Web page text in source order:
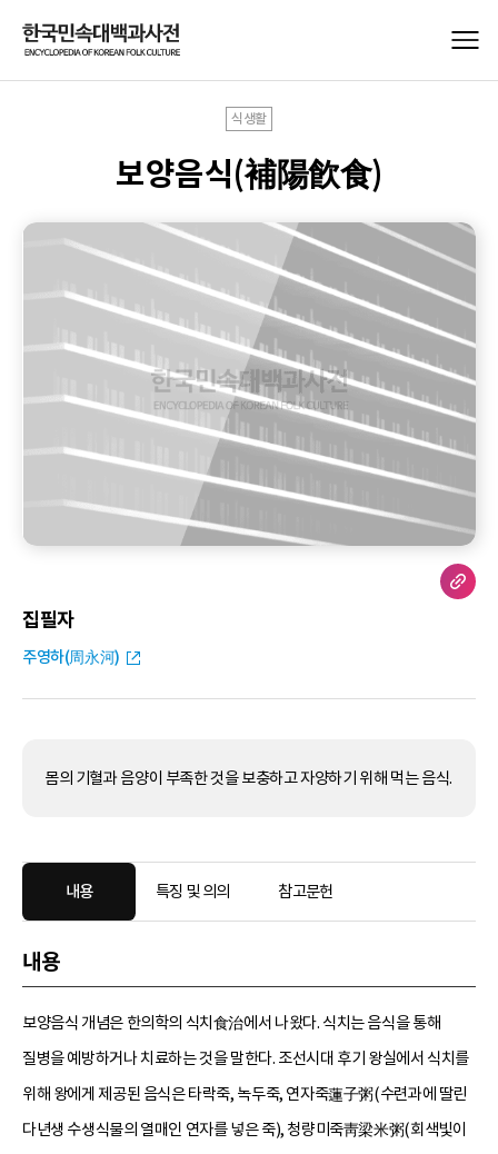
식생활
보양음식(補陽飮食)
집필자
주영하(周永河)
몸의 기혈과 음양이 부족한 것을 보충하고 자양하기 위해 먹는 음식.
내용 특징 및 의의 참고문헌
내용
보양음식 개념은 한의학의 식치食治에서 나왔다. 식치는 음식을 통해
질병을 예방하거나 치료하는 것을 말한다. 조선시대 후기 왕실에서 식치를
위해 왕에게 제공된 음식은 타락죽, 녹두죽, 연자죽蓮子粥(수련과에 딸린
다년생 수생식물의 열매인 연자를 넣은 죽), 청량미죽靑梁米粥(회색빛이